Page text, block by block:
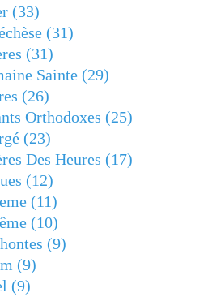
(33)
(31)
(31)
Sainte (29)
(26)
Orthodoxes (25)
(23)
Des Heures (17)
(12)
(11)
(10)
(9)
(9)
(9)